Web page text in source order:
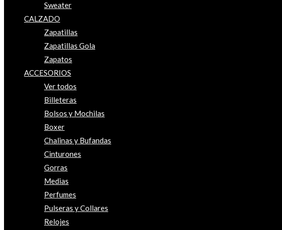
Sweater
CALZADO
Zapatillas
Zapatillas Gola
Zapatos
ACCESORIOS
Ver todos
Billeteras
Bolsos y Mochilas
Boxer
Chalinas y Bufandas
Cinturones
Gorras
Medias
Perfumes
Pulseras y Collares
Relojes